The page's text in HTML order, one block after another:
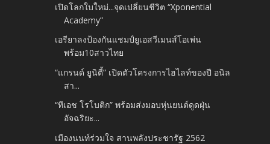
เปิดโลกใบใหม่...จุดเปลี่ยนชีวิต “Xponential
Academy”
เอรียาลงป้องกันแชมป์ยูเอสวีเมนส์โอเพ่น
พร้อม10สาวไทย
“แกรนด์ ยูนิตี้” เปิดตัวโครงการไฮไลท์ของปี อนิล
สา...
“ทีเอช โรโบติก” พร้อมส่งมอบหุ่นยนต์ดูดฝุ่น
อัจฉริยะ...
เมืองนนท์ร่วมใจ สานพลังประชารัฐ 2562